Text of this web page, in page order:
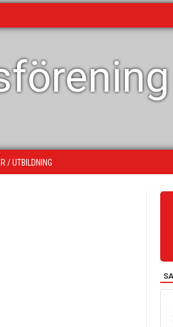
/ UTBILDNING